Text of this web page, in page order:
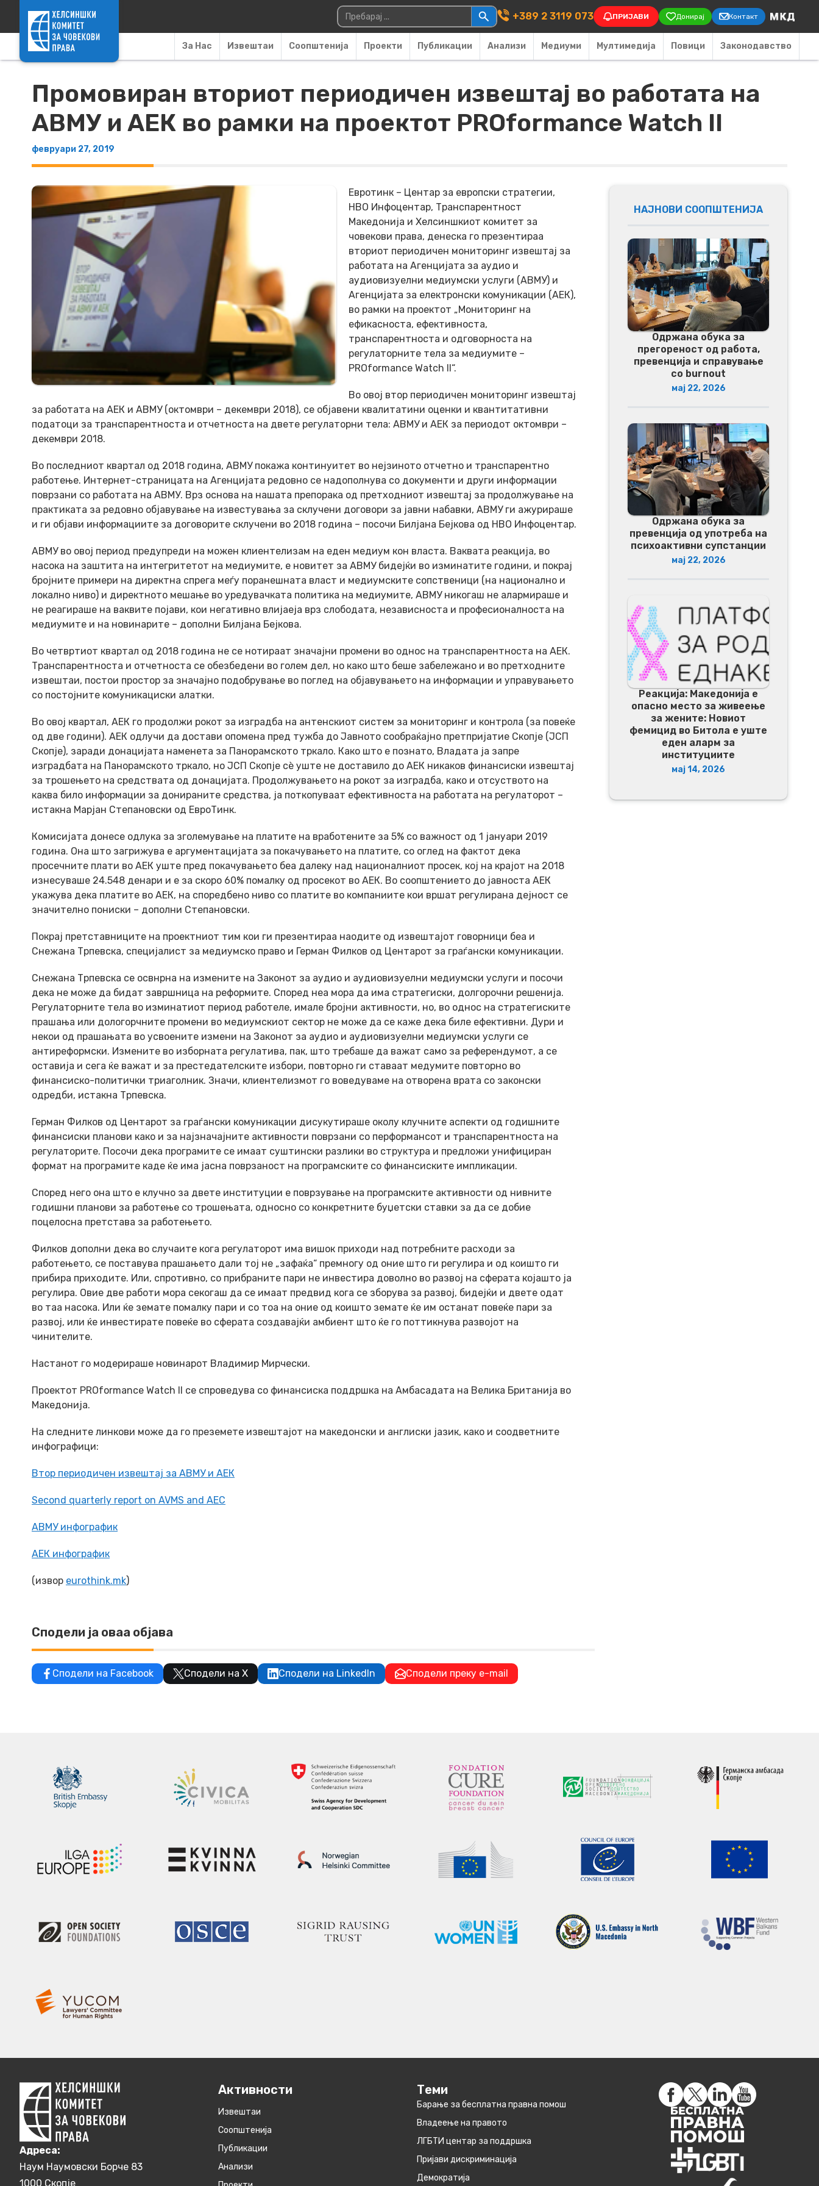
Main Navigation
Пребарувај за: +389 2 3119 073 ПРИЈАВИ Донирај Контакт
За Нас Извештаи Соопштенија Проекти Публикации Анализи Медиуми Мултимедија Повици Законодавство
Промовиран вториот периодичен извештај во работата на
АВМУ и АЕК во рамки на проектот PROformance Watch II
февруари 27, 2019
Евротинк – Центар за европски стратегии,
НВО Инфоцентар, Транспарентност
Македонија и Хелсиншкиот комитет за
човекови права, денеска го презентираа
вториот периодичен мониторинг извештај за
работата на Агенцијата за аудио и
аудиовизуелни медиумски услуги (АВМУ) и
Агенцијата за електронски комуникации (АЕК),
во рамки на проектот „Мониторинг на
ефикасноста, ефективноста,
транспарентноста и одговорноста на
регулаторните тела за медиумите –
PROformance Watch II“.
Во овој втор периодичен мониторинг извештај
за работата на АЕК и АВМУ (октомври – декември 2018), се објавени квалитатини оценки и квантитативни
податоци за транспарентноста и отчетноста на двете регулаторни тела: АВМУ и АЕК за периодот октомври –
декември 2018.
Во последниот квартал од 2018 година, АВМУ покажа континуитет во нејзиното отчетно и транспарентно
работење. Интернет-страницата на Агенцијата редовно се надополнува со документи и други информации
поврзани со работата на АВМУ. Врз основа на нашата препорака од претходниот извештај за продолжување на
практиката за редовно објавување на известувања за склучени договори за јавни набавки, АВМУ ги ажурираше
и ги објави информациите за договорите склучени во 2018 година – посочи Билјана Бејкова од НВО Инфоцентар.
АВМУ во овој период предупреди на можен клиентелизам на еден медиум кон власта. Ваквата реакција, во
насока на заштита на интегритетот на медиумите, е новитет за АВМУ бидејќи во изминатите години, и покрај
бројните примери на директна спрега меѓу поранешната власт и медиумските сопственици (на национално и
локално ниво) и директното мешање во уредувачката политика на медиумите, АВМУ никогаш не алармираше и
не реагираше на ваквите појави, кои негативно влијаеја врз слободата, независноста и професионалноста на
медиумите и на новинарите – дополни Билјана Бејкова.
Во четвртиот квартал од 2018 година не се нотираат значајни промени во однос на транспарентноста на АЕК.
Транспарентноста и отчетноста се обезбедени во голем дел, но како што беше забележано и во претходните
извештаи, постои простор за значајно подобрување во поглед на објавувањето на информации и управувањето
со постојните комуникациски алатки.
Во овој квартал, АЕК го продолжи рокот за изградба на антенскиот систем за мониторинг и контрола (за повеќе
од две години). АЕК одлучи да достави опомена пред тужба до Јавното сообраќајно претпријатие Скопје (ЈСП
Скопје), заради донацијата наменета за Панорамското тркало. Како што е познато, Владата ја запре
изградбата на Панорамското тркало, но ЈСП Скопје сè уште не доставило до АЕК никаков финансиски извештај
за трошењето на средствата од донацијата. Продолжувањето на рокот за изградба, како и отсуството на
каква било информации за донираните средства, ја поткопуваат ефективноста на работата на регулаторот –
истакна Марјан Степановски од ЕвроТинк.
Комисијата донесе одлука за зголемување на платите на вработените за 5% со важност од 1 јануари 2019
година. Она што загрижува е аргументацијата за покачувањето на платите, со оглед на фактот дека
просечните плати во АЕК уште пред покачувањето беа далеку над националниот просек, кој на крајот на 2018
изнесуваше 24.548 денари и е за скоро 60% помалку од просекот во АЕК. Во соопштението до јавноста АЕК
укажува дека платите во АЕК, на споредбено ниво со платите во компаниите кои вршат регулирана дејност се
значително пониски – дополни Степановски.
Покрај претставниците на проектниот тим кои ги презентираа наодите од извештајот говорници беа и
Снежана Трпевска, специјалист за медиумско право и Герман Филков од Центарот за граѓански комуникации.
Снежана Трпевска се освнрна на измените на Законот за аудио и аудиовизуелни медиумски услуги и посочи
дека не може да бидат завршница на реформите. Според неа мора да има стратегиски, долгорочни решенија.
Регулаторните тела во изминатиот период работеле, имале бројни активности, но, во однос на стратегиските
прашања или дологорчните промени во медиумскиот сектор не може да се каже дека биле ефективни. Дури и
некои од прашањата во усвоените измени на Законот за аудио и аудиовизуелни медиумски услуги се
антиреформски. Измените во изборната регулатива, пак, што требаше да важат само за референдумот, а се
оставија и сега ќе важат и за престедателските избори, повторно ги ставаат медумите повторно во
финансиско-политички триаголник. Значи, клиентелизмот го воведуваме на отворена врата со законски
одредби, истакна Трпевска.
Герман Филков од Центарот за граѓански комуникации дисукутираше околу клучните аспекти од годишните
финансиски планови како и за најзначајните активности поврзани со перформансот и транспарентноста на
регулаторите. Посочи дека програмите се имаат суштински разлики во структура и предложи унифициран
формат на програмите каде ќе има јасна поврзаност на програмските со финансиските импликации.
Според него она што е клучно за двете институции е поврзување на програмските активности од нивните
годишни планови за работење со трошењата, односно со конкретните буџетски ставки за да се добие
поцелосна претстава за работењето.
Филков дополни дека во случаите кога регулаторот има вишок приходи над потребните расходи за
работењето, се поставува прашањето дали тој не „зафаќа“ премногу од оние што ги регулира и од коишто ги
прибира приходите. Или, спротивно, со прибраните пари не инвестира доволно во развој на сферата којашто ја
регулира. Овие две работи мора секогаш да се имаат предвид кога се зборува за развој, бидејќи и двете одат
во таа насока. Или ќе земате помалку пари и со тоа на оние од коишто земате ќе им останат повеќе пари за
развој, или ќе инвестирате повеќе во сферата создавајќи амбиент што ќе го поттикнува развојот на
чинителите.
Настанот го модерираше новинарот Владимир Мирчески.
Проектот PROformance Watch II се спроведува со финансиска поддршка на Амбасадата на Велика Британија во
Македонија.
На следните линкови може да го преземете извештајот на македонски и англиски јазик, како и соодветните
инфографици:
Втор периодичен извештај за АВМУ и АЕК
Second quarterly report on AVMS and AEC
АВМУ инфографик
АЕК инфографик
(извор eurothink.mk)
Сподели ја оваа објава
Сподели на Facebook Сподели на X Сподели на LinkedIn Сподели преку e-mail
НАЈНОВИ СООПШТЕНИЈА
Одржана обука за
прегореност од работа,
превенција и справување
со burnout
мај 22, 2026
Одржана обука за
превенција од употреба на
психоактивни супстанции
мај 22, 2026
Реакција: Македонија е
опасно место за живеење
за жените: Новиот
фемицид во Битола е уште
еден аларм за
институциите
мај 14, 2026
Aдреса:
Наум Наумовски Борче 83
1000 Скопје
Активности
Извештаи
Соопштенија
Публикации
Анализи
Теми
Барање за бесплатна правна помош
Владеење на правото
ЛГБТИ центар за поддршка
Пријави дискриминација
Демократија